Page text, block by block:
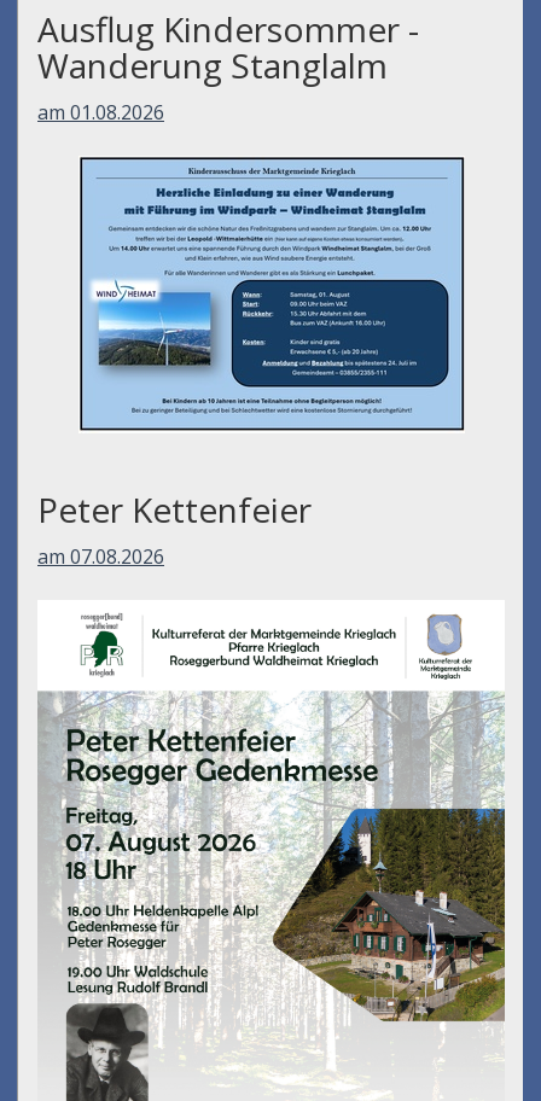
Ausflug Kindersommer -
Wanderung Stanglalm
am 01.08.2026
Peter Kettenfeier
am 07.08.2026